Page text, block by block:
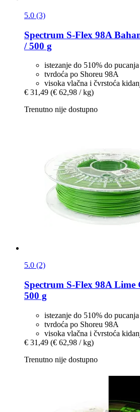
5.0 (3)
Spectrum S-​Flex 98A
/ 500 g
istezanje do 510% do pucanja
tvrdoća po Shoreu 98A
visoka vlačna i čvrstoća
€ 31,49 (€ 62,98 / kg)
Trenutno nije dostupno
5.0 (2)
Spectrum S-​Flex 98A Lime
500 g
istezanje do 510% do pucanja
tvrdoća po Shoreu 98A
visoka vlačna i čvrstoća
€ 31,49 (€ 62,98 / kg)
Trenutno nije dostupno